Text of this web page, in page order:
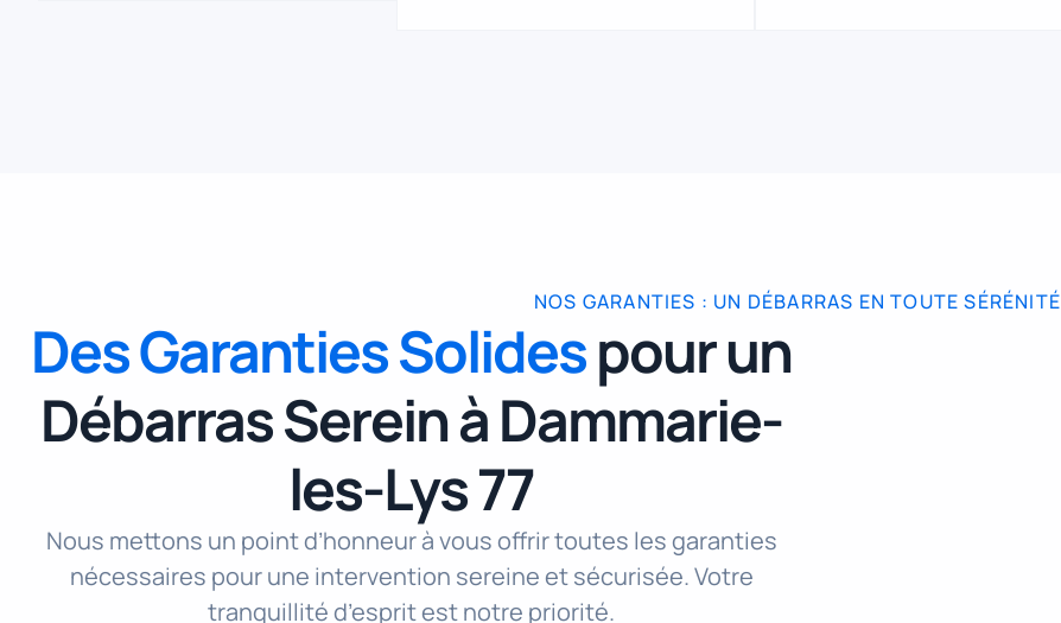
NOS GARANTIES : UN DÉBARRAS EN TOUTE SÉRÉNITÉ
Des Garanties Solidespour un
Débarras Serein à Dammarie-
les-Lys 77
Nous mettons un point d’honneur à vous offrir toutes les garanties
nécessaires pour une intervention sereine et sécurisée. Votre
tranquillité d’esprit est notre priorité.